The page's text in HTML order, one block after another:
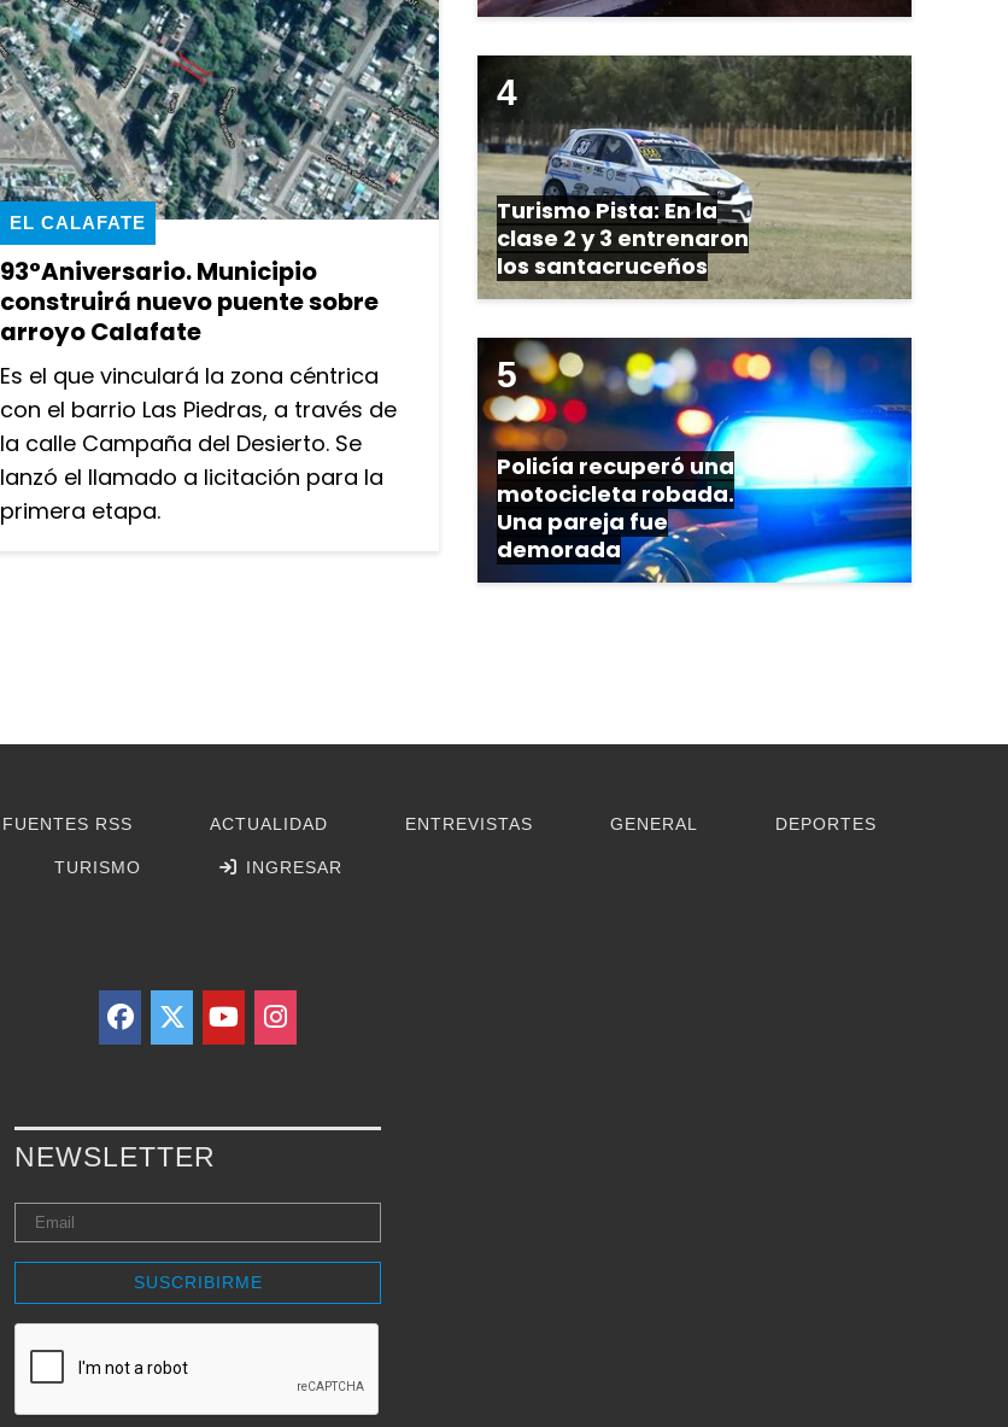
93°Aniversario. Municipio
construirá nuevo puente sobre
arroyo Calafate
EL CALAFATE
Es el que vinculará la zona céntrica
con el barrio Las Piedras, a través de
la calle Campaña del Desierto. Se
lanzó el llamado a licitación para la
primera etapa.
Turismo Pista: En la
clase 2 y 3 entrenaron
los santacruceños
Policía recuperó una
motocicleta robada.
Una pareja fue
demorada
FUENTES RSS ACTUALIDAD ENTREVISTAS GENERAL DEPORTES
TURISMO INGRESAR
NEWSLETTER
SUSCRIBIRME